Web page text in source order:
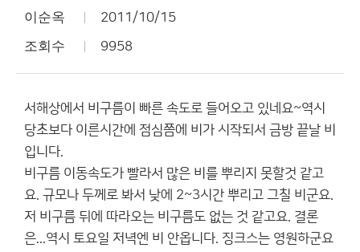
이순옥 2011/10/15
조회수 9958
서해상에서 비구름이 빠른 속도로 들어오고 있네요~역시
당초보다 이른시간에 점심쯤에 비가 시작되서 금방 끝날 비
입니다.
비구름 이동속도가 빨라서 많은 비를 뿌리지 못할것 같고
요. 규모나 두께로 봐서 낮에 2~3시간 뿌리고 그칠 비군요.
저 비구름 뒤에 따라오는 비구름도 없는 것 같고요. 결론
은...역시 토요일 저녁엔 비 안옵니다. 징크스는 영원하군요